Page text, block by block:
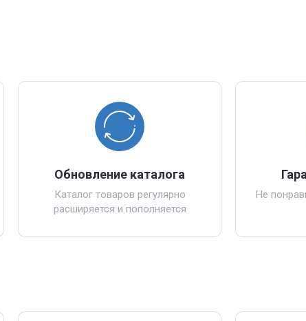
Обновление каталога
Каталог товаров регулярно
расширяется и пополняется
Не